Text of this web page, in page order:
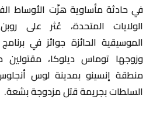
في حادثة مأساوية هزّت الأوساط
الولايات المتحدة، عُثر على
الموسيقية الحائزة جوائز في
وزوجها توماس ديلوكا، مقتولين
منطقة إنسينو بمدينة لوس
السلطات بجريمة قتل مزدوجة بشعة.